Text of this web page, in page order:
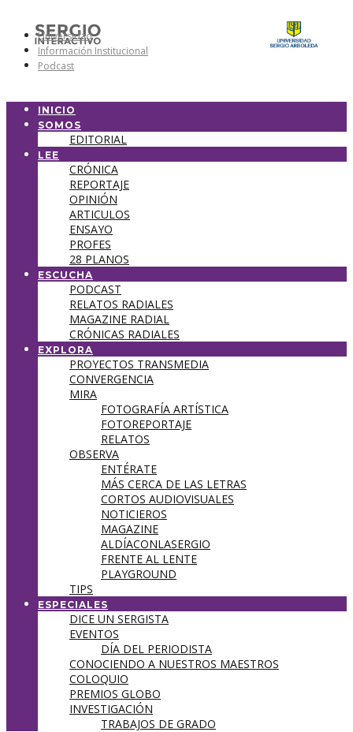
Universidad
Información Institucional
Podcast
INICIO
SOMOS
EDITORIAL
LEE
CRÓNICA
REPORTAJE
OPINIÓN
ARTICULOS
ENSAYO
PROFES
28 PLANOS
ESCUCHA
PODCAST
RELATOS RADIALES
MAGAZINE RADIAL
CRÓNICAS RADIALES
EXPLORA
PROYECTOS TRANSMEDIA
CONVERGENCIA
MIRA
FOTOGRAFÍA ARTÍSTICA
FOTOREPORTAJE
RELATOS
OBSERVA
ENTÉRATE
MÁS CERCA DE LAS LETRAS
CORTOS AUDIOVISUALES
NOTICIEROS
MAGAZINE
ALDÍACONLASERGIO
FRENTE AL LENTE
PLAYGROUND
TIPS
ESPECIALES
DICE UN SERGISTA
EVENTOS
DÍA DEL PERIODISTA
CONOCIENDO A NUESTROS MAESTROS
COLOQUIO
PREMIOS GLOBO
INVESTIGACIÓN
TRABAJOS DE GRADO